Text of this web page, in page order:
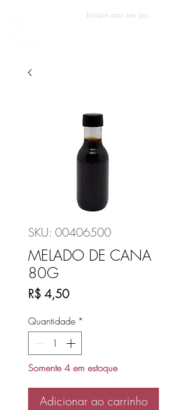
SKU: 00406500
MELADO DE CANA
80G
R$ 4,50Preço
Quantidade *
Somente 4 em estoque
Adicionar ao carrinho